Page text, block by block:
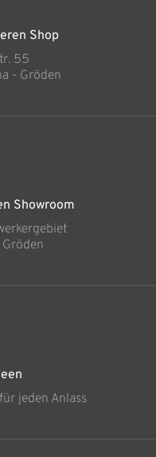
Warenkorb
Shop
55
- Gröden
Showroom
jeden Anlass